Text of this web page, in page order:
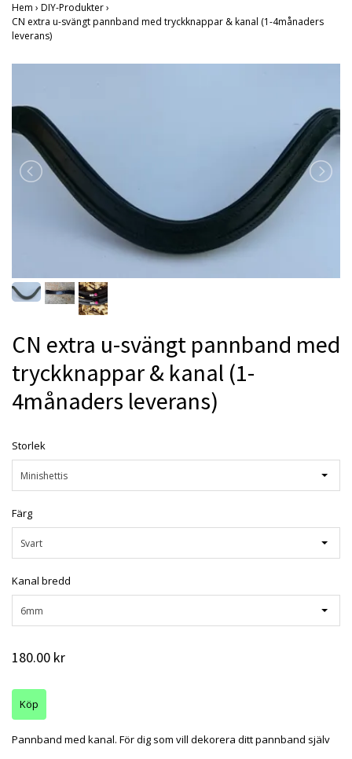
Hem › DIY-Produkter›
CN extra u-svängt pannband med tryckknappar & kanal (1-4månaders
leverans)
CN extra u-svängt pannband med
tryckknappar & kanal (1-
4månaders leverans)
Storlek
Minishettis
Färg
Svart
Kanal bredd
6mm
180.00 kr
Pannband med kanal. För dig som vill dekorera ditt pannband själv